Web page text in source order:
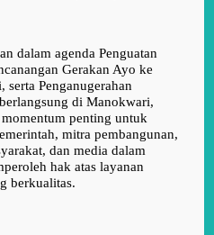
dalam agendaPenguatan
Gerakan Ayo ke
serta Penganugerahan
di Manokwari,
penting untuk
mitra pembangunan,
dan media dalam
hak atas layanan
berkualitas.